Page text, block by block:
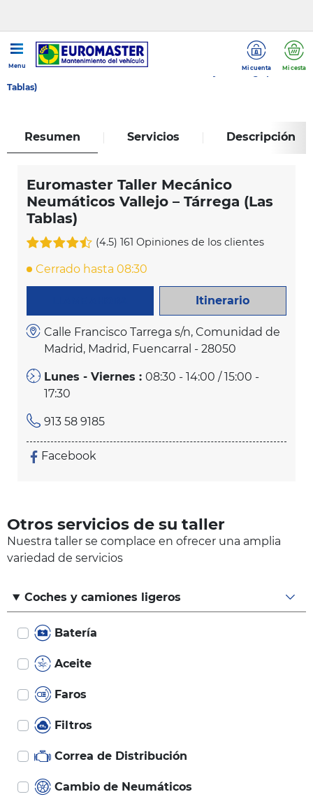
Menu Mi cuenta Mi cesta
Euromaster Taller Mecánico Neumáticos Vallejo – Tárrega (Las
Tablas)
Resumen Servicios Descripción
Euromaster Taller Mecánico
Neumáticos Vallejo – Tárrega (Las
Tablas)
(4.5) 161 Opiniones de los clientes
Cerrado hasta 08:30
Itinerario
Calle Francisco Tarrega s/n, Comunidad de
Madrid, Madrid, Fuencarral - 28050
Lunes - Viernes :08:30 - 14:00 / 15:00 -
17:30
913 58 9185
Facebook
Otros servicios de su taller
Nuestra taller se complace en ofrecer una amplia
variedad de servicios
Coches y camiones ligeros
Batería
Aceite
Faros
Filtros
Correa de Distribución
Cambio de Neumáticos